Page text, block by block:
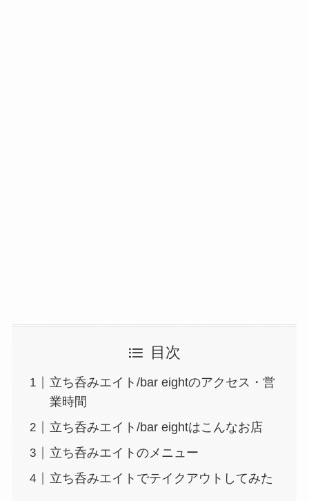
目次
立ち呑みエイト/bar eightのアクセス・営
業時間
立ち呑みエイト/bar eightはこんなお店
立ち呑みエイトのメニュー
立ち呑みエイトでテイクアウトしてみた